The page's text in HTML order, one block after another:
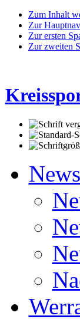
Zum Inhalt
Zur
Zur ersten
Zur zweiten
News